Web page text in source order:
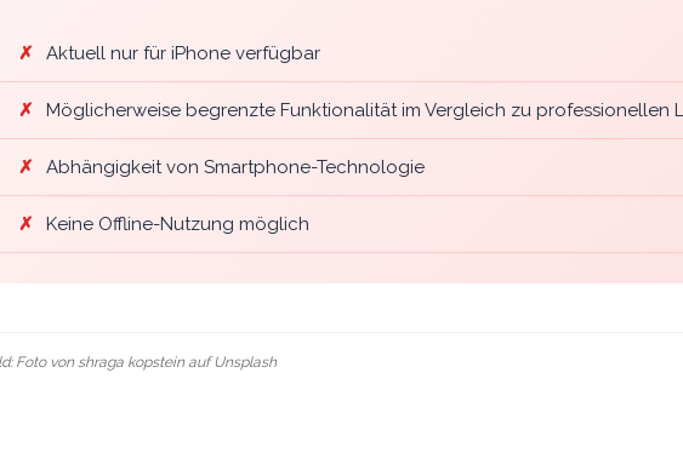
✗ Aktuell nur für iPhone verfügbar
✗ Möglicherweise begrenzte Funktionalität im Vergleich zu professionellen
✗ Abhängigkeit von Smartphone-Technologie
✗ Keine Offline-Nutzung möglich
Foto von shraga kopsteinaufUnsplash